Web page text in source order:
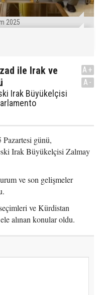
2025
ile Irak ve
Irak Büyükelçisi
A+
A-
günü,
Irak Büyükelçisi Zalmay
ve son gelişmeler
ve Kürdistan
alınan konular oldu.